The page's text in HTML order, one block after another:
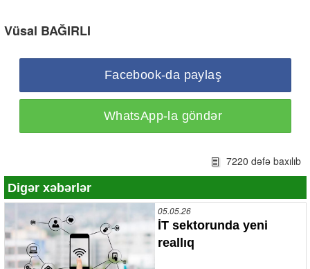
Vüsal BAĞIRLI
Facebook-da paylaş
WhatsApp-la göndər
7220 dəfə baxılıb
Digər xəbərlər
05.05.26
İT sektorunda yeni
reallıq